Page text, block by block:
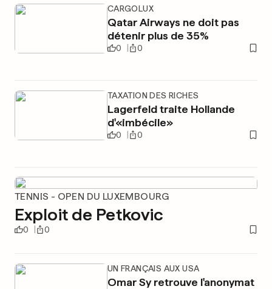
CARGOLUX
Qatar Airways ne doit pas
détenir plus de 35%
0 0
TAXATION DES RICHES
Lagerfeld traite Hollande
d'«imbécile»
0 0
TENNIS - OPEN DU LUXEMBOURG
Exploit de Petkovic
0 0
UN FRANÇAIS AUX USA
Omar Sy retrouve l'anonymat